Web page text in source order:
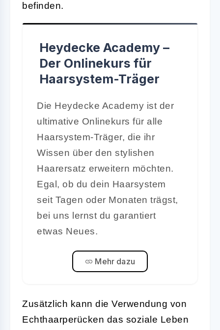
befinden.
Heydecke Academy –
Der Onlinekurs für
Haarsystem-Träger
Die Heydecke Academy ist der
ultimative Onlinekurs für alle
Haarsystem-Träger, die ihr
Wissen über den stylishen
Haarersatz erweitern möchten.
Egal, ob du dein Haarsystem
seit Tagen oder Monaten trägst,
bei uns lernst du garantiert
etwas Neues.
Mehr dazu
Zusätzlich kann die Verwendung von
Echthaarperücken das soziale Leben